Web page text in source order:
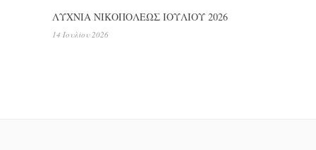
ΛΥΧΝΙΑ ΝΙΚΟΠΟΛΕΩΣ ΙΟΥΛΙΟΥ 2026
14 Ιουλίου 2026